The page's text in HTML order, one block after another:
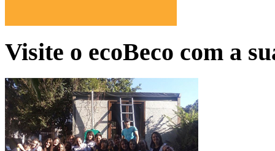
Visite o ecoBeco com a